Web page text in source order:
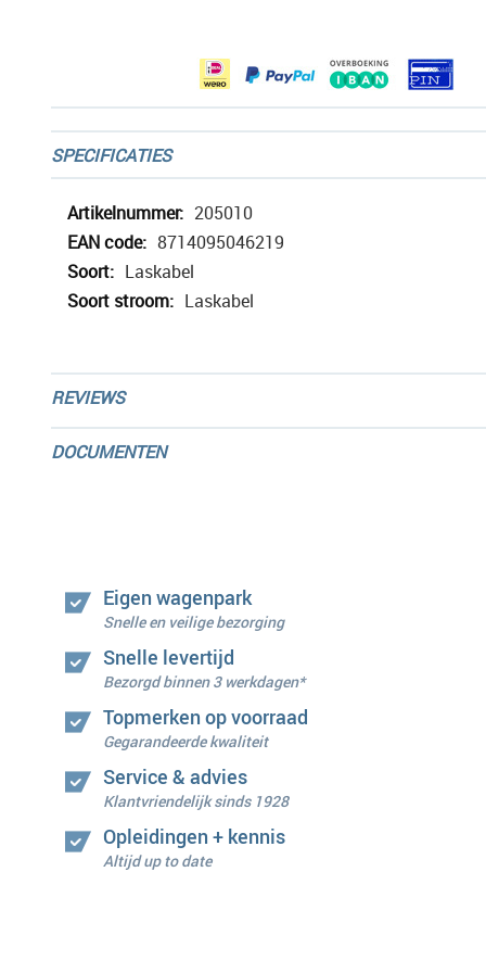
SPECIFICATIES
Meer
informatie
205010
8714095046219
Laskabel
Laskabel
REVIEWS
DOCUMENTEN
Eigen wagenpark
Snelle en veilige bezorging
Snelle levertijd
Bezorgd binnen 3 werkdagen*
Topmerken op voorraad
Gegarandeerde kwaliteit
Service & advies
Klantvriendelijk sinds 1928
Opleidingen + kennis
Altijd up to date